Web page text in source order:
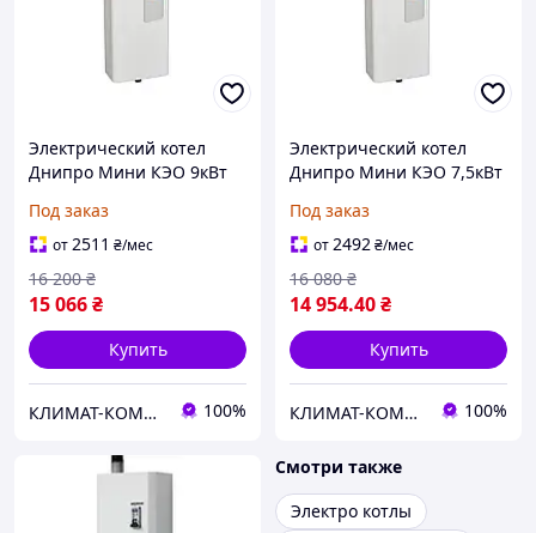
Электрический котел
Днипро Мини КЭО 9кВт
Под заказ
от2511 ₴/мес
15 066₴
16 200 ₴
Купить
КЛИМАТ-КОМФОРТ 100%
Электрический котел
Днипро Мини КЭО 7,5кВт
Под заказ
от2492₴/мес
14 954.40₴
16 080 ₴
Купить
КЛИМАТ-КОМФОРТ 100%
Смотри также
Электро котлы